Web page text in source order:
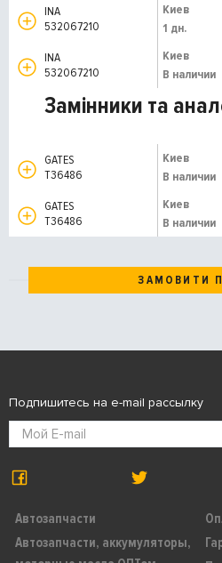
INA
532067210
Киев
1 дн.
INA
532067210
Киев
В наличии
Замінники та
GATES
T36486
Киев
В наличии
GATES
T36486
Киев
В наличии
ЗАМОВИТИ
Автозапчасти
Автозапчасти, аккумуляторы,
Подпишитесь на e-mail рассылку